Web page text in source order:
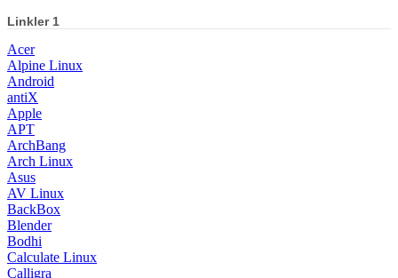
Linkler 1
Acer
Alpine Linux
Android
antiX
Apple
APT
ArchBang
Arch Linux
Asus
AV Linux
BackBox
Blender
Bodhi
Calculate Linux
Calligra